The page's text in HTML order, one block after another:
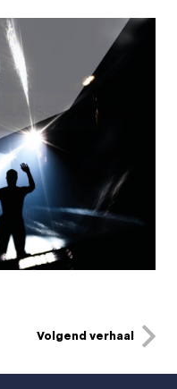
Volgend verhaal